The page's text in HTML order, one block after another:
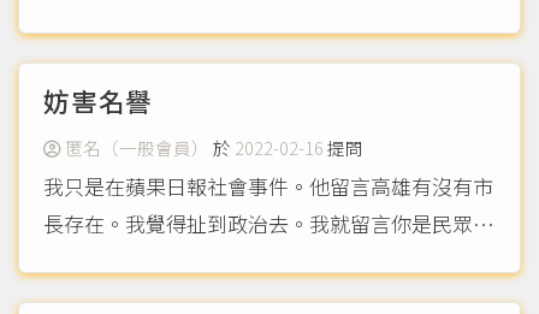
合法嗎？不用經過政府招標的網站嗎 謝謝（mor
e...）
妨害名譽
匿名（一般會員） 於 2022-02-16提問
我只是在蘋果日報社會事件。他留言高雄有沒有市
長存在。我覺得扯到政治去。我就留言你是民眾黨
要告我。我問律師寫滾。可以告的成嗎？會不會被